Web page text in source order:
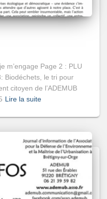
m’engage Page 2 : PLU
Biodéchets, le tri pour
citoyen de l’ADEMUB
Lire la suite